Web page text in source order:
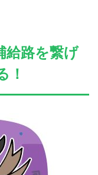
給路を繋げ
！